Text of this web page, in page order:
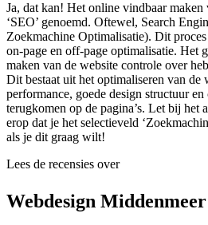
Ja, dat kan! Het online vindbaar
‘SEO’ genoemd. Oftewel, Search
Zoekmachine Optimalisatie). Dit
on-page en off-page optimalisatie. Het
maken van de website controle over
Dit bestaat uit het optimaliseren van de
performance, goede design structuur
terugkomen op de pagina’s. Let bij het
erop dat je het selectieveld
als je dit graag wilt!
Lees de recensies over
Webdesign Middenmeer